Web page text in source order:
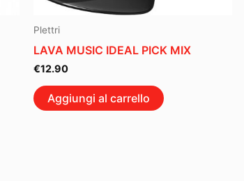
Plettri
LAVA MUSIC IDEAL PICK MIX
€12.90
Aggiungi al carrello